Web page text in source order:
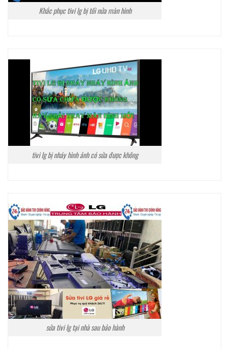
Khắc phục tivi lg bị tối nửa màn hình
tivi lg bị nháy hình ảnh có sửa được không
sửa tivi lg tại nhà sau bảo hành